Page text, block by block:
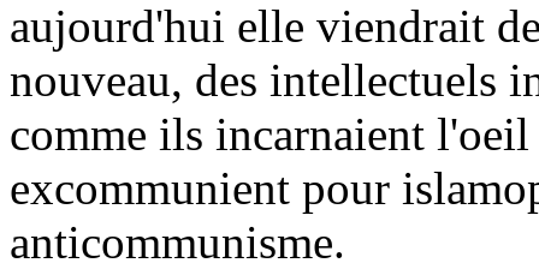
aujourd'hui elle viendrait
nouveau, des intellectuels
comme ils incarnaient
excommunient pour
anticommunisme.